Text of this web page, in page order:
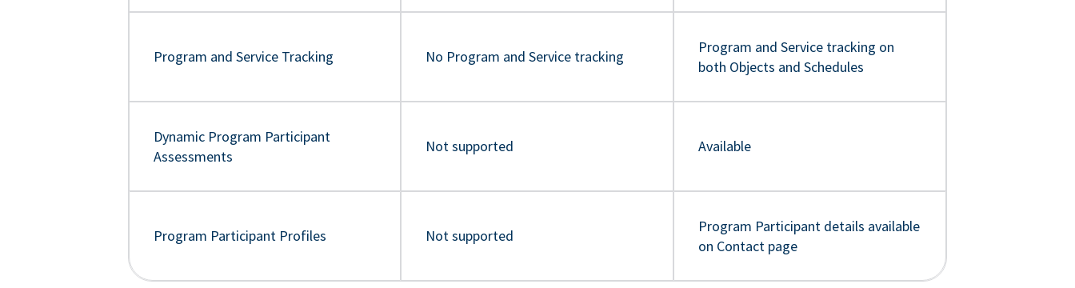
Program and Service Tracking No Program and Service tracking
Program and Service tracking on
both Objects and Schedules
Dynamic Program Participant
Assessments
Not supported Available
Program Participant Profiles Not supported
Program Participant details available
on Contact page